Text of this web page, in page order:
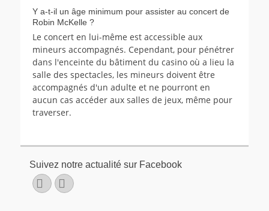
Y a-t-il un âge minimum pour assister au concert de
Robin McKelle ?
Le concert en lui-même est accessible aux
mineurs accompagnés. Cependant, pour pénétrer
dans l'enceinte du bâtiment du casino où a lieu la
salle des spectacles, les mineurs doivent être
accompagnés d'un adulte et ne pourront en
aucun cas accéder aux salles de jeux, même pour
traverser.
Suivez notre actualité sur Facebook
Facebook
E-
mail